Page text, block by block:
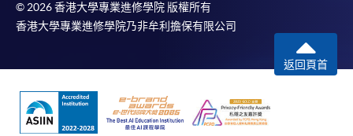
© 2026 香港大學專業進修學院 版權所有
香港大學專業進修學院乃非牟利擔保有限公司
返回頁首